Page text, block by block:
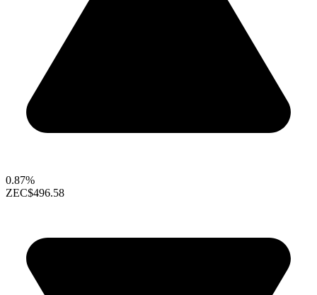
0.87%
ZEC$496.58